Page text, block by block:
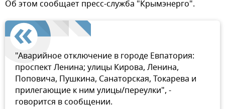
Об этом сообщает пресс-служба "Крымэнерго".
"Аварийное отключение в городе Евпатория:
проспект Ленина; улицы Кирова, Ленина,
Поповича, Пушкина, Санаторская, Токарева и
прилегающие к ним улицы/переулки", -
говорится в сообщении.